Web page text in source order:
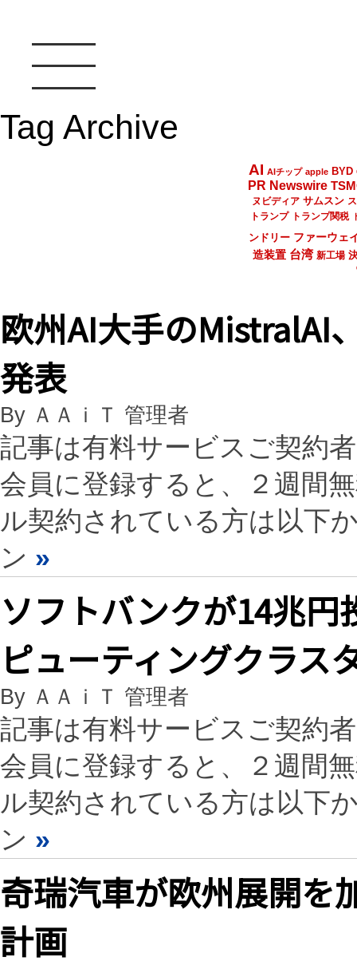
Tag Archive
AI AIチップ apple BYD
PR Newswire
ヌビディア サムスン
トランプ
トランプ関税
ンドリー ファーウェ
造装置 台湾 新工場
欧州AI大手のMistralAI
発表
By ＡＡｉＴ 管理者
記事は有料サービスご契約
会員に登録すると、２週間
ル契約されている方は以下
ン »
ソフトバンクが14兆
ピューティングクラス
By ＡＡｉＴ 管理者
記事は有料サービスご契約
会員に登録すると、２週間
ル契約されている方は以下
ン »
奇瑞汽車が欧州展開を
計画